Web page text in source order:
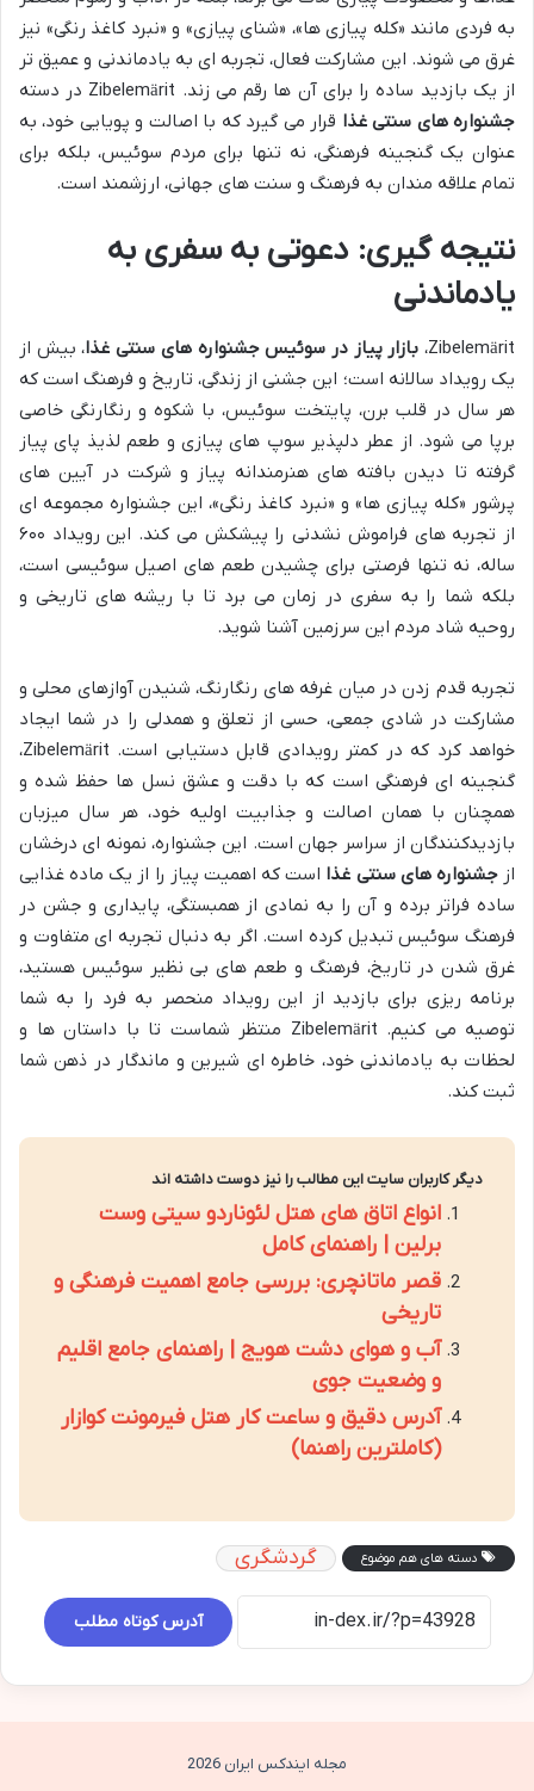
به فردی مانند «کله پیازی ها»، «شنای پیازی» و «نبرد کاغذ رنگی» نیز
غرق می شوند. این مشارکت فعال، تجربه ای به یادماندنی و عمیق تر
از یک بازدید ساده را برای آن ها رقم می زند. Zibelemärit در دسته
جشنواره های سنتی غذا قرار می گیرد که با اصالت و پویایی خود، به
عنوان یک گنجینه فرهنگی، نه تنها برای مردم سوئیس، بلکه برای
تمام علاقه مندان به فرهنگ و سنت های جهانی، ارزشمند است.
نتیجه گیری: دعوتی به سفری به
یادماندنی
Zibelemärit، بازار پیاز در سوئیس جشنواره های سنتی غذا، بیش از
یک رویداد سالانه است؛ این جشنی از زندگی، تاریخ و فرهنگ است که
هر سال در قلب برن، پایتخت سوئیس، با شکوه و رنگارنگی خاصی
برپا می شود. از عطر دلپذیر سوپ های پیازی و طعم لذیذ پای پیاز
گرفته تا دیدن بافته های هنرمندانه پیاز و شرکت در آیین های
پرشور «کله پیازی ها» و «نبرد کاغذ رنگی»، این جشنواره مجموعه ای
از تجربه های فراموش نشدنی را پیشکش می کند. این رویداد ۶۰۰
ساله، نه تنها فرصتی برای چشیدن طعم های اصیل سوئیسی است،
بلکه شما را به سفری در زمان می برد تا با ریشه های تاریخی و
روحیه شاد مردم این سرزمین آشنا شوید.
تجربه قدم زدن در میان غرفه های رنگارنگ، شنیدن آوازهای محلی و
مشارکت در شادی جمعی، حسی از تعلق و همدلی را در شما ایجاد
خواهد کرد که در کمتر رویدادی قابل دستیابی است. Zibelemärit،
گنجینه ای فرهنگی است که با دقت و عشق نسل ها حفظ شده و
همچنان با همان اصالت و جذابیت اولیه خود، هر سال میزبان
بازدیدکنندگان از سراسر جهان است. این جشنواره، نمونه ای درخشان
ازجشنواره های سنتی غذا است که اهمیت پیاز را از یک ماده غذایی
ساده فراتر برده و آن را به نمادی از همبستگی، پایداری و جشن در
فرهنگ سوئیس تبدیل کرده است. اگر به دنبال تجربه ای متفاوت و
غرق شدن در تاریخ، فرهنگ و طعم های بی نظیر سوئیس هستید،
برنامه ریزی برای بازدید از این رویداد منحصر به فرد را به شما
توصیه می کنیم. Zibelemärit منتظر شماست تا با داستان ها و
لحظات به یادماندنی خود، خاطره ای شیرین و ماندگار در ذهن شما
ثبت کند.
دیگر کاربران سایت این مطالب را نیز دوست داشته اند
انواع اتاق های هتل لئوناردو سیتی وست
برلین | راهنمای کامل
قصر ماتانچری: بررسی جامع اهمیت فرهنگی و
تاریخی
آب و هوای دشت هویج | راهنمای جامع اقلیم
و وضعیت جوی
آدرس دقیق و ساعت کار هتل فیرمونت کوازار
(کاملترین راهنما)
دسته های هم موضوع گردشگری
آدرس کوتاه مطلب
مجله ایندکس ایران 2026